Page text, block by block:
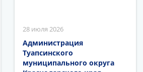
28 июля 2026
Администрация
Туапсинского
муниципального округа